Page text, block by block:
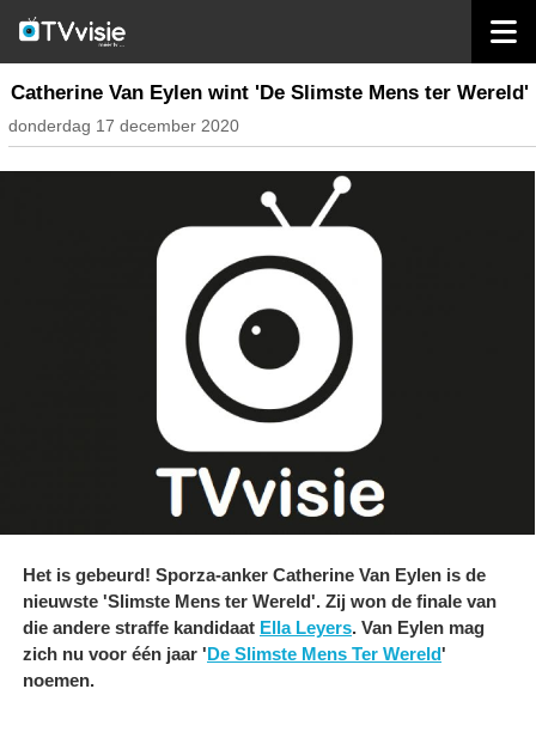
nieuws belgië
Catherine Van Eylen wint 'De Slimste Mens ter Wereld'
donderdag 17 december 2020
Het is gebeurd! Sporza-anker Catherine Van Eylen is de
nieuwste 'Slimste Mens ter Wereld'. Zij won de finale van
die andere straffe kandidaat Ella Leyers. Van Eylen mag
zich nu voor één jaar 'De Slimste Mens Ter Wereld'
noemen.